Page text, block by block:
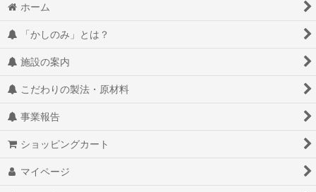
ホーム
「かしのみ」とは？
施設の案内
こだわりの製法・原材料
事業報告
ショッピングカート
マイページ